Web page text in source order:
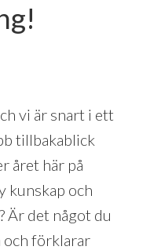
vi är snart i ett
tillbakablick
året här på
kunskap och
Är det något du
och förklarar